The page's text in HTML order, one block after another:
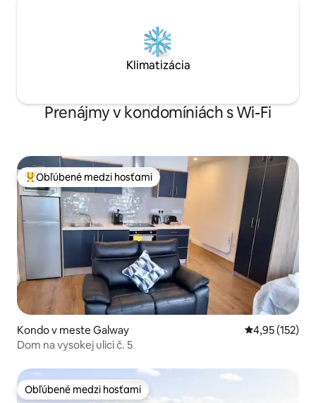
Klimatizácia
Prenájmy v kondomíniách s Wi-Fi
Najobľúbenejšie medzi hosťami
Obľúbené medzi hosťami
Kondo v meste Galway Priemerné
4,95 (152)
Dom na vysokej ulici č. 5
Obľúbené medzi hosťami
Obľúbené medzi hosťami